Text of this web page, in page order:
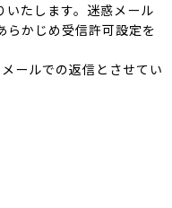
たします。迷惑メール
らかじめ受信許可設定を
ールでの返信とさせてい